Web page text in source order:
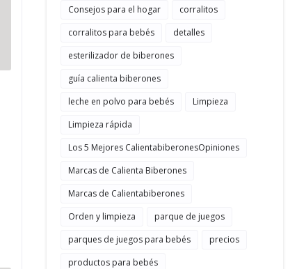
Consejos para el hogar
corralitos
corralitos para bebés
detalles
esterilizador de biberones
guía calienta biberones
leche en polvo para bebés
Limpieza
Limpieza rápida
Los 5 Mejores CalientabiberonesOpiniones
Marcas de Calienta Biberones
Marcas de Calientabiberones
Orden y limpieza
parque de juegos
parques de juegos para bebés
precios
productos para bebés